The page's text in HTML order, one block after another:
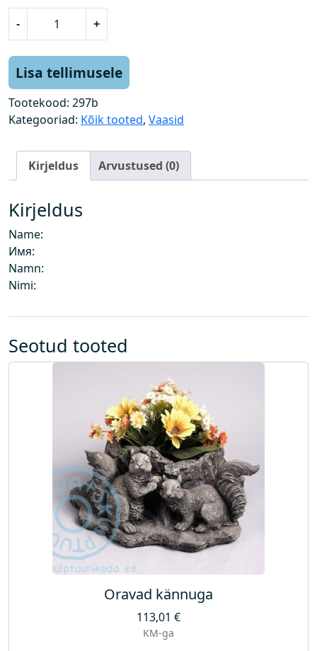
-
t
e
o
p
k
o
g
u
s
+
Lisa tellimusele
Tootekood: 297b
Kategooriad: Kõik tooted, Vaasid
Kirjeldus Arvustused (0)
Kirjeldus
Name:
Имя:
Namn:
Nimi:
Seotud tooted
Oravad kännuga
113,01 €
KM-ga